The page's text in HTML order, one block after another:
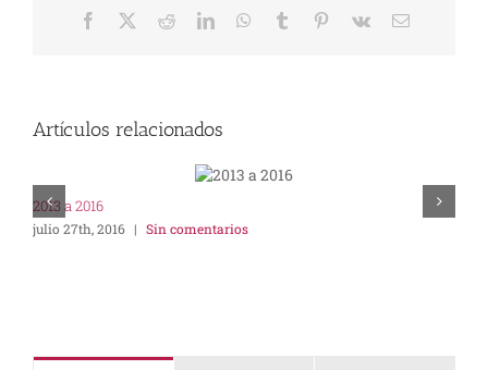
Facebook RedditLinkedInWhatsApp
Tumblr Pinterest
Vk
Correo
Artículos relacionados
2013 a 2016
julio 27th, 2016 | Sin comentarios